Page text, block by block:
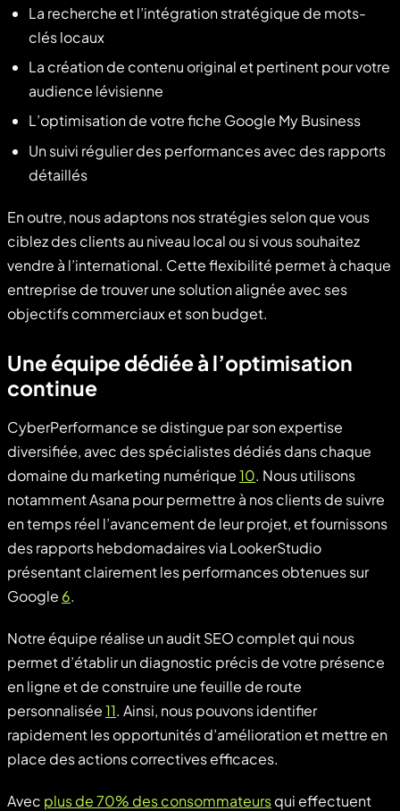
La recherche et l’intégration stratégique de mots-
clés locaux
La création de contenu original et pertinent pour votre
audience lévisienne
L’optimisation de votre fiche Google My Business
Un suivi régulier des performances avec des rapports
détaillés
En outre, nous adaptons nos stratégies selon que vous
ciblez des clients au niveau local ou si vous souhaitez
vendre à l’international. Cette flexibilité permet à chaque
entreprise de trouver une solution alignée avec ses
objectifs commerciaux et son budget.
Une équipe dédiée à l’optimisation
continue
CyberPerformance se distingue par son expertise
diversifiée, avec des spécialistes dédiés dans chaque
domaine du marketing numérique10. Nous utilisons
notamment Asana pour permettre à nos clients de suivre
en temps réel l’avancement de leur projet, et fournissons
des rapports hebdomadaires via LookerStudio
présentant clairement les performances obtenues sur
Google 6.
Notre équipe réalise un audit SEO complet qui nous
permet d’établir un diagnostic précis de votre présence
en ligne et de construire une feuille de route
personnalisée11. Ainsi, nous pouvons identifier
rapidement les opportunités d’amélioration et mettre en
place des actions correctives efficaces.
Avec plus de 70% des consommateursqui effectuent